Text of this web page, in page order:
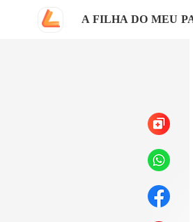
A FILHA DO MEU